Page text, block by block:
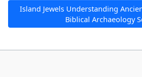
Island Jewels Understanding
Biblical Archaeology